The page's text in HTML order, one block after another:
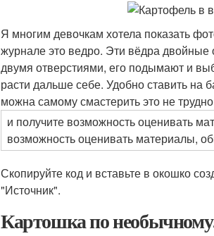
Я многим девочкам хотела показать
журнале это ведро. Эти вёдра двойные
двумя отверстиями, его подымают и
расти дальше себе. Удобно ставить на
можна самому смастерить это не
и получите возможность оценивать
возможность оценивать материалы,
Скопируйте код и вставьте в окошко
"Источник".
Картошка по